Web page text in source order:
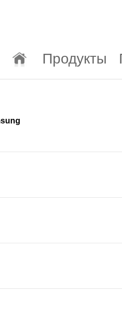
Продукты